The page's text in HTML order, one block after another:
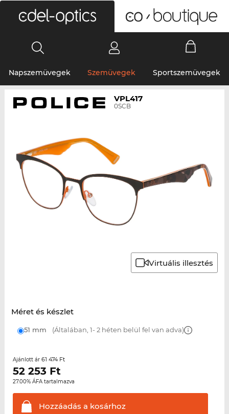
Napszemüvegek Szemüvegek Sportszemüvegek
VPL417
0SCB
Virtuális illesztés
Méret és készlet
51 mm (Általában, 1- 2 héten belül fel van adva)
Ajánlott ár 61 474 Ft
52 253 Ft
27.00% ÁFA tartalmazva
Hozzáadás a kosárhoz